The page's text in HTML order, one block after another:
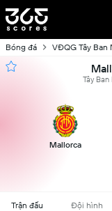
Bóng đá VĐQG Tây Ban
Tây Ban
Mallorca
Trận đấu Đội hình